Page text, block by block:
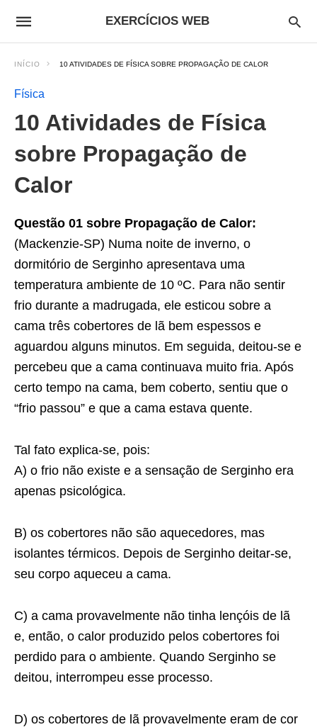
EXERCÍCIOS WEB
INÍCIO 10 ATIVIDADES DE FÍSICA SOBRE PROPAGAÇÃO DE CALOR
Física
10 Atividades de Física
sobre Propagação de
Calor
Questão 01 sobre Propagação de Calor:
(Mackenzie-SP) Numa noite de inverno, o
dormitório de Serginho apresentava uma
temperatura ambiente de 10 ºC. Para não sentir
frio durante a madrugada, ele esticou sobre a
cama três cobertores de lã bem espessos e
aguardou alguns minutos. Em seguida, deitou-se e
percebeu que a cama continuava muito fria. Após
certo tempo na cama, bem coberto, sentiu que o
“frio passou” e que a cama estava quente.
Tal fato explica-se, pois:
A) o frio não existe e a sensação de Serginho era
apenas psicológica.
B) os cobertores não são aquecedores, mas
isolantes térmicos. Depois de Serginho deitar-se,
seu corpo aqueceu a cama.
C) a cama provavelmente não tinha lençóis de lã
e, então, o calor produzido pelos cobertores foi
perdido para o ambiente. Quando Serginho se
deitou, interrompeu esse processo.
D) os cobertores de lã provavelmente eram de cor